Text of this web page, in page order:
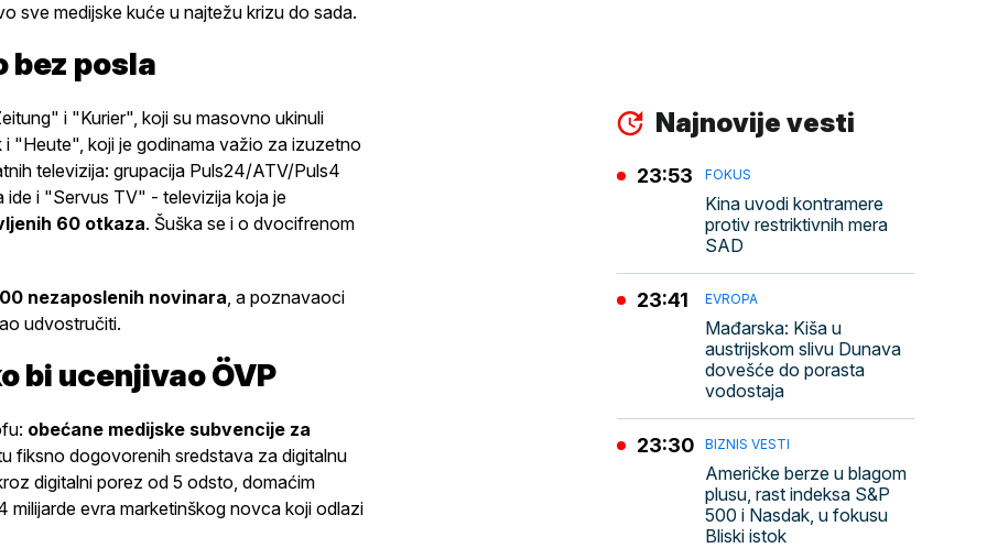
sve medijske kuće u najtežu krizu do sada.
bez posla
i "Kurier", koji su masovno ukinuli
"Heute", koji je godinama važio za izuzetno
televizija: grupacija Puls24/ATV/Puls4
ide i "Servus TV" - televizija koja je
60 otkaza. Šuška se i o dvocifrenom
nezaposlenih novinara, a poznavaoci
udvostručiti.
bi ucenjivao ÖVP
obećane medijske subvencije za
fiksno dogovorenih sredstava za digitalnu
digitalni porez od 5 odsto, domaćim
milijarde evra marketinškog novca koji odlazi
Najnovije vesti
FOKUS
Kina uvodi kontramere
protiv restriktivnih mera
SAD
23:53
EVROPA
Mađarska: Kiša u
austrijskom slivu Dunava
dovešće do porasta
vodostaja
23:41
BIZNIS VESTI
Američke berze u blagom
plusu, rast indeksa S&P
500 i Nasdak, u fokusu
Bliski istok
23:30